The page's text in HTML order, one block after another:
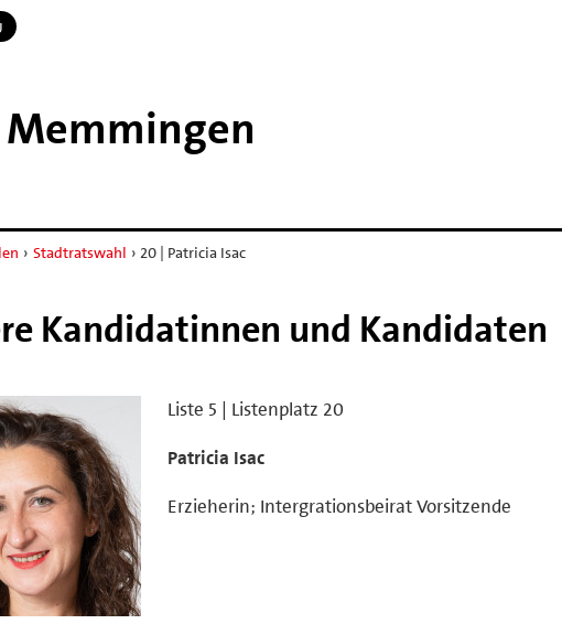
Memmingen
› Stadtratswahl › 20 | Patricia Isac
Kandidatinnen und Kandidaten
Liste 5 | Listenplatz 20
Patricia Isac
Erzieherin; Intergrationsbeirat Vorsitzende